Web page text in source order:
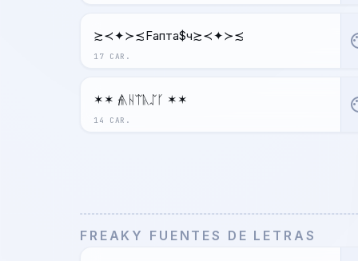
17 CAR.
≿≺✦≻≾Fапта$ч≿≺✦≻≾
14 CAR.
✶✶ 𝓯ᚣᚺᛠᚣᛢᚴ ✶✶
FREAKY FUENTES DE LETRAS